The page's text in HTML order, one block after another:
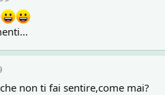
non ti fai sentire,come mai?